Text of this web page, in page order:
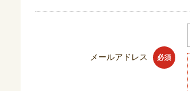
メールアドレス
必須